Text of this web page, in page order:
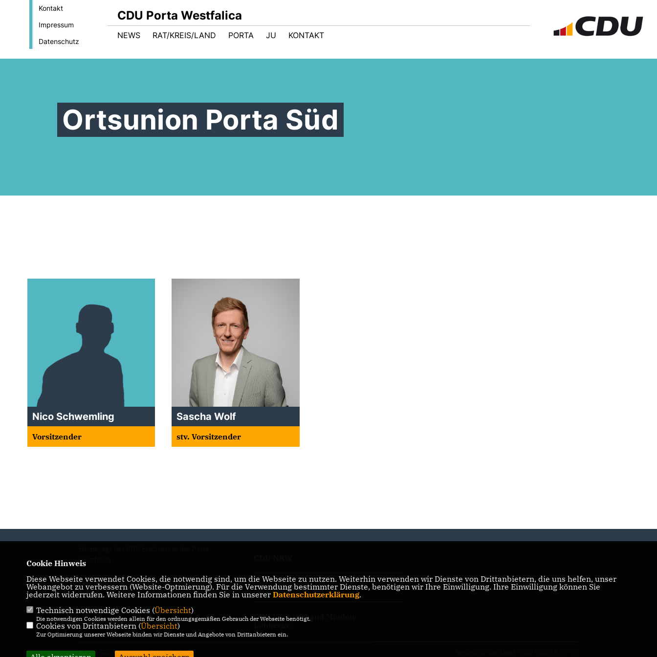
Kontakt
Impressum
Datenschutz
CDU Porta Westfalica
NEWS RAT/KREIS/LAND PORTA JU KONTAKT
Ortsunion Porta Süd
Nico Schwemling
Vorsitzender
Sascha Wolf
stv. Vorsitzender
Westfalica
IMPRESSUM
DATENSCHUTZ
KONTAKT
CDU Deutschlands
CDU Kreisverband Minden-
© 2026 CDU Stadtverband Porta Westfalica
Cookie Hinweis
Diese Webseite verwendet Cookies, die notwendig sind, um die Webseite zu nutzen. Weiterhin verwenden wir Dienste von Drittanbietern, die uns helfen, unser
Webangebot zu verbessern (Website-Optmierung). Für die Verwendung bestimmter Dienste, benötigen wir Ihre Einwilligung. Ihre Einwilligung können Sie
jederzeit widerrufen. Weitere Informationen finden Sie in unserer Datenschutzerklärung.
Technisch notwendige Cookies (Übersicht)
Die notwendigen Cookies werden allein für den ordnungsgemäßen Gebrauch der Webseite benötigt.
Cookies von Drittanbietern (Übersicht)
Zur Optimierung unserer Webseite binden wir Dienste und Angebote von Drittanbietern ein.